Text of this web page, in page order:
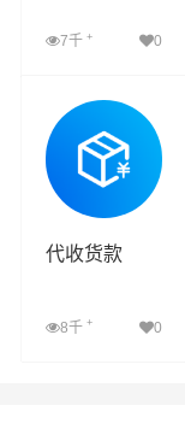
7千 + 0
查看详细
代收货款
8千 + 0